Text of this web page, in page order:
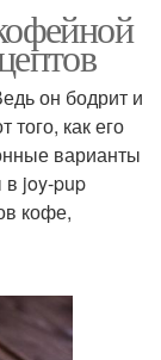
он бодрит и
того, как его
варианты
в joy-pup
кофе,